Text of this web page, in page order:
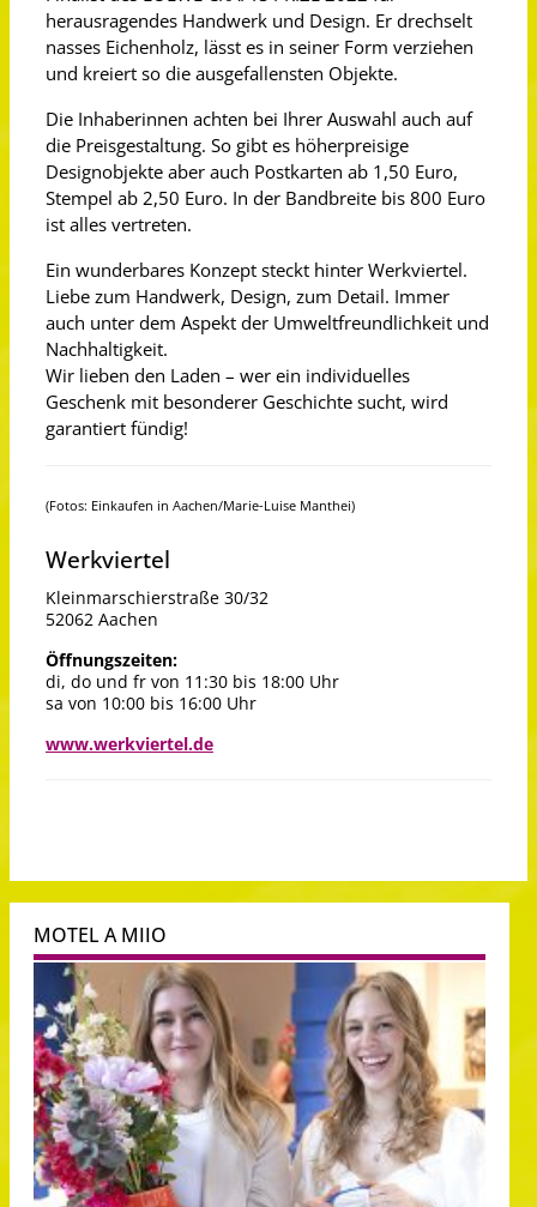
herausragendes Handwerk und Design. Er drechselt
nasses Eichenholz, lässt es in seiner Form verziehen
und kreiert so die ausgefallensten Objekte.
Die Inhaberinnen achten bei Ihrer Auswahl auch auf
die Preisgestaltung. So gibt es höherpreisige
Designobjekte aber auch Postkarten ab 1,50 Euro,
Stempel ab 2,50 Euro. In der Bandbreite bis 800 Euro
ist alles vertreten.
Ein wunderbares Konzept steckt hinter Werkviertel.
Liebe zum Handwerk, Design, zum Detail. Immer
auch unter dem Aspekt der Umweltfreundlichkeit und
Nachhaltigkeit.
Wir lieben den Laden – wer ein individuelles
Geschenk mit besonderer Geschichte sucht, wird
garantiert fündig!
(Fotos: Einkaufen in Aachen/Marie-Luise Manthei)
Werkviertel
Kleinmarschierstraße 30/32
52062 Aachen
Öffnungszeiten:
di, do und fr von 11:30 bis 18:00 Uhr
sa von 10:00 bis 16:00 Uhr
www.werkviertel.de
MOTEL A MIIO